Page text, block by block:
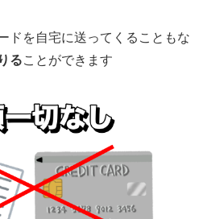
ドを自宅に送ってくることもな
ることができます